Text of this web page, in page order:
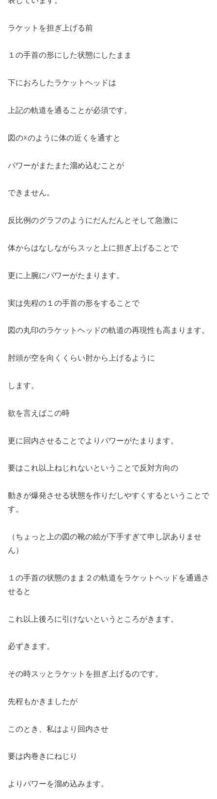
ラケットを担ぎ上げる前
１の手首の形にした状態にしたまま
下におろしたラケットヘッドは
上記の軌道を通ることが必須です。
図の☓のように体の近くを通すと
パワーがまたまた溜め込むことが
できません。
反比例のグラフのようにだんだんとそして急激に
体からはなしながらスッと上に担ぎ上げることで
更に上腕にパワーがたまります。
実は先程の１の手首の形をすることで
図の丸印のラケットヘッドの軌道の再現性も高まります。
肘頭が空を向くくらい肘から上げるように
します。
欲を言えばこの時
更に回内させることでよりパワーがたまります。
要はこれ以上ねじれないということで反対方向の
動きが爆発させる状態を作りだしやすくするということで
す。
（ちょっと上の図の靴の絵が下手すぎて申し訳ありませ
ん）
１の手首の状態のまま２の軌道をラケットヘッドを通過さ
せると
これ以上後ろに引けないというところがきます。
必ずきます。
その時スッとラケットを担ぎ上げるのです。
先程もかきましたが
このとき、私はより回内させ
要は内巻きにねじり
よりパワーを溜め込みます。